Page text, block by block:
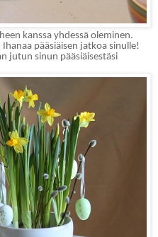
kanssa yhdessä oleminen.
pääsiäisen jatkoa sinulle!
jutun sinun pääsiäisestäsi